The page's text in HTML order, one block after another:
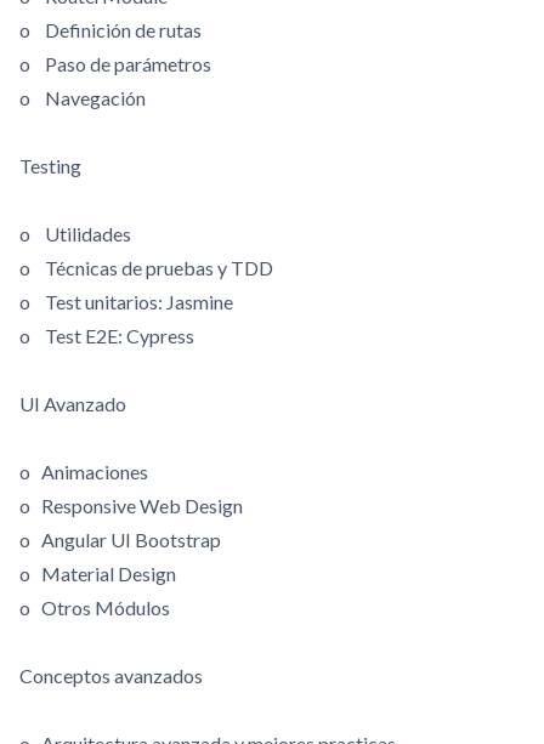
o Definición de rutas
o Paso de parámetros
o Navegación
Testing
o Utilidades
o Técnicas de pruebas y TDD
o Test unitarios: Jasmine
o Test E2E: Cypress
UI Avanzado
o Animaciones
o Responsive Web Design
o Angular UI Bootstrap
o Material Design
o Otros Módulos
Conceptos avanzados